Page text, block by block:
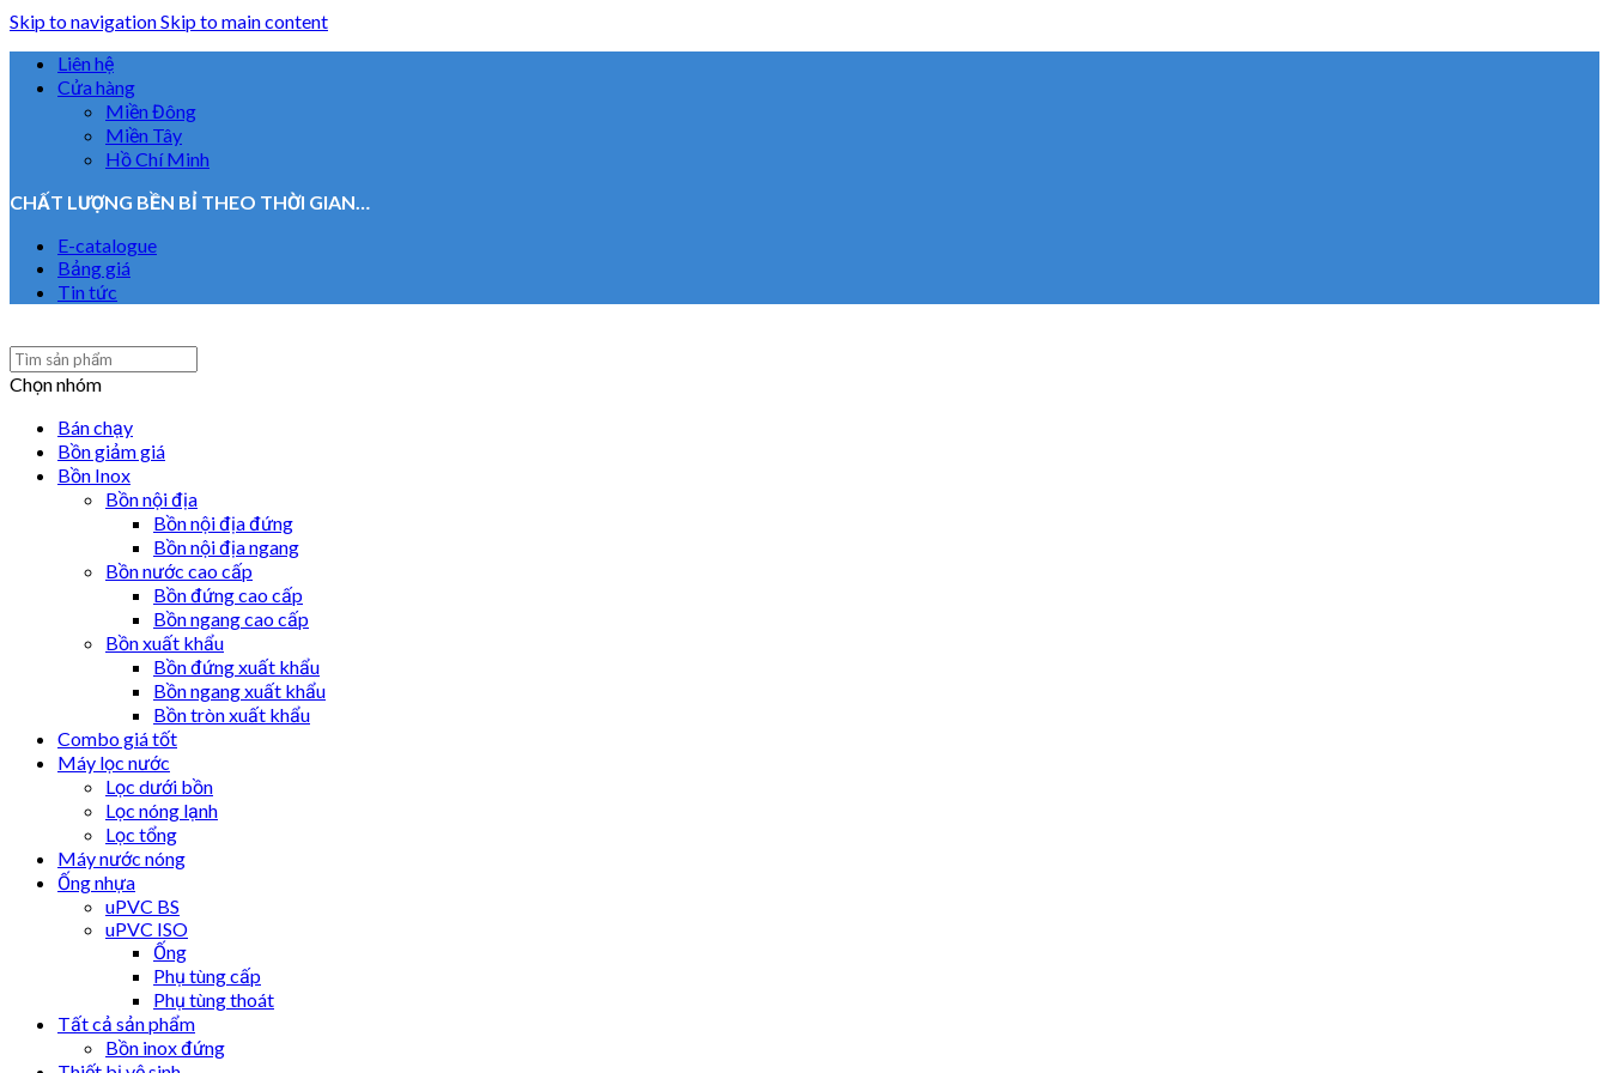
Skip to navigationSkip to main content
Liên hệ
Cửa hàng
Miền Đông
Miền Tây
Hồ Chí Minh
CHẤT LƯỢNG BỀN BỈ THEO THỜI GIAN…
E-catalogue
Bảng giá
Tin tức
Chọn nhóm
Bán chạy
Bồn giảm giá
Bồn Inox
Bồn nội địa
Bồn nội địa đứng
Bồn nội địa ngang
Bồn nước cao cấp
Bồn đứng cao cấp
Bồn ngang cao cấp
Bồn xuất khẩu
Bồn đứng xuất khẩu
Bồn ngang xuất khẩu
Bồn tròn xuất khẩu
Combo giá tốt
Máy lọc nước
Lọc dưới bồn
Lọc nóng lạnh
Lọc tổng
Máy nước nóng
Ống nhựa
uPVC BS
uPVC ISO
Ống
Phụ tùng cấp
Phụ tùng thoát
Tất cả sản phẩm
Bồn inox đứng